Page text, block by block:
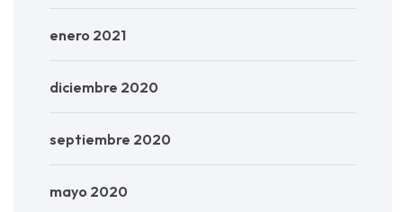
enero 2021
diciembre 2020
septiembre 2020
mayo 2020